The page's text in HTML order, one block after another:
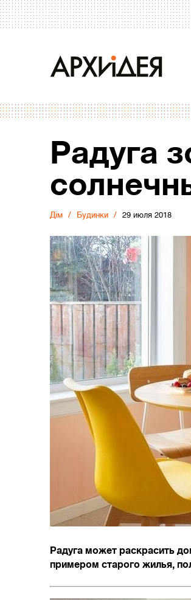
Радуга
Дiм Будинки 29 июля 2018
Радуга может раскрасить
примером старого жилья,